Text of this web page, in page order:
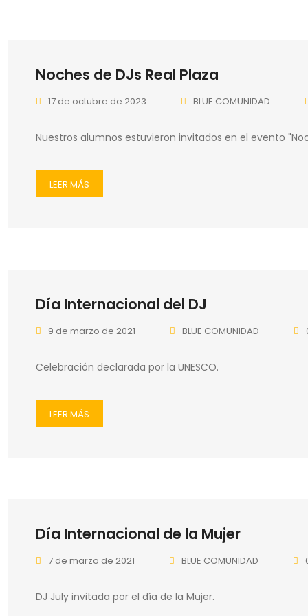
Noches de DJs Real Plaza
17 de octubre de 2023 BLUE COMUNIDAD
Nuestros alumnos estuvieron invitados en el evento
LEER MÁS
Día Internacional del DJ
9 de marzo de 2021 BLUE COMUNIDAD
Celebración declarada por la UNESCO.
LEER MÁS
Día Internacional de la Mujer
7 de marzo de 2021 BLUE COMUNIDAD
DJ July invitada por el día de la Mujer.